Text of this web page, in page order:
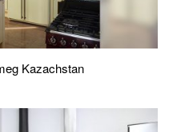
Kazachstan